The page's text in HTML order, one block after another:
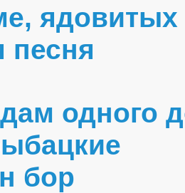
ядовитых
песня
одного
бор